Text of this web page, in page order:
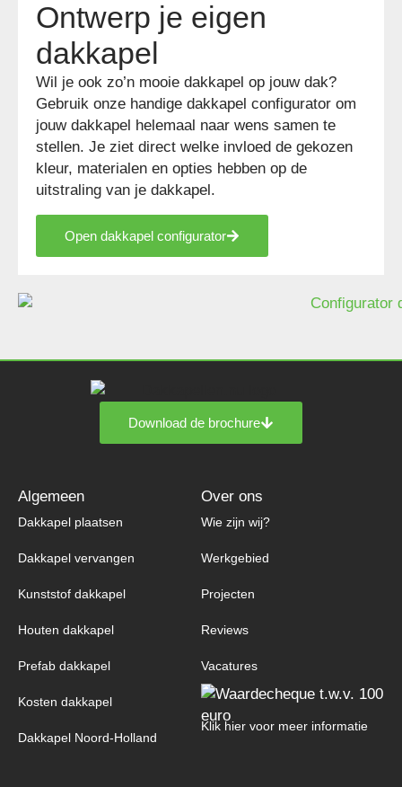
Ontwerp je eigen
dakkapel
Wil je ook zo’n mooie dakkapel op jouw dak?
Gebruik onze handige dakkapel configurator om
jouw dakkapel helemaal naar wens samen te
stellen. Je ziet direct welke invloed de gekozen
kleur, materialen en opties hebben op de
uitstraling van je dakkapel.
Open dakkapel configurator
Download de brochure
Algemeen
Dakkapel plaatsen
Dakkapel vervangen
Kunststof dakkapel
Houten dakkapel
Prefab dakkapel
Kosten dakkapel
Dakkapel Noord-Holland
Over ons
Wie zijn wij?
Werkgebied
Projecten
Reviews
Vacatures
Klik hier voor meer informatie